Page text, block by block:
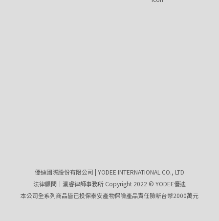
優迪國際股份有限公司 | YODEE INTERNATIONAL CO., LTD
法律顧問｜瀛睿律師事務所 Copyright 2022 © YODEE優迪
本公司全系列商品皆已投保泰安產物保險產品責任險新台幣2000萬元